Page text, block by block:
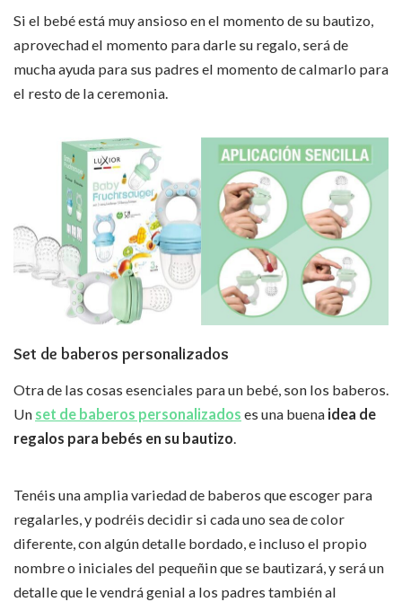
Si el bebé está muy ansioso en el momento de su bautizo,
aprovechad el momento para darle su regalo, será de
mucha ayuda para sus padres el momento de calmarlo para
el resto de la ceremonia.
Set de baberos personalizados
Otra de las cosas esenciales para un bebé, son los baberos.
Un set de baberos personalizados es una buena idea de
regalos para bebés en su bautizo.
Tenéis una amplia variedad de baberos que escoger para
regalarles, y podréis decidir si cada uno sea de color
diferente, con algún detalle bordado, e incluso el propio
nombre o iniciales del pequeñin que se bautizará, y será un
detalle que le vendrá genial a los padres también al